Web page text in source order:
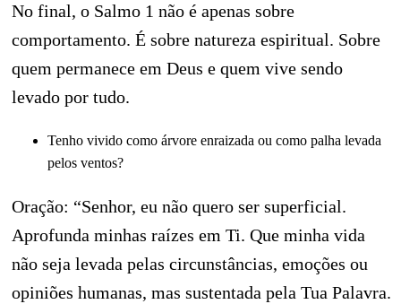
No final, o Salmo 1 não é apenas sobre
comportamento. É sobre natureza espiritual. Sobre
quem permanece em Deus e quem vive sendo
levado por tudo.
Tenho vivido como árvore enraizada ou como palha levada
pelos ventos?
Oração: “Senhor, eu não quero ser superficial.
Aprofunda minhas raízes em Ti. Que minha vida
não seja levada pelas circunstâncias, emoções ou
opiniões humanas, mas sustentada pela Tua Palavra.